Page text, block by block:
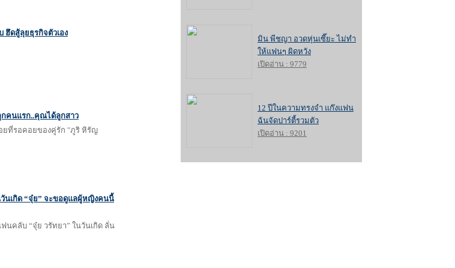
ดสู้ลุยธุรกิจตัวเอง
คนแรก..คุณได้ลูกสาว
ยที่รอคอยของคู่รัก "ภูริ หิรัญ
นเกิด “จุ๋ย” จะขอดูแลผู้หญิงคนนี้
คลับ “จุ๋ย วรัทยา” ในวันเกิด ลั่น
มิน พีชญา อวดหุ่นเซี๊ยะ ไม่ทำ
ให้แฟนๆ ผิดหวัง
เปิดอ่าน : 9779
12 ปีในความทรงจำ แก๊งแฟน
ฉันจัดปาร์ตี้รวมตัว
เปิดอ่าน : 9201